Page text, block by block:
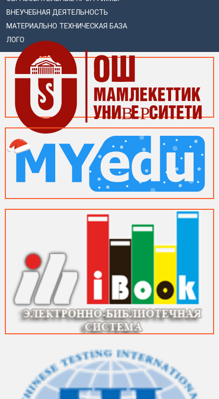
ВНЕУЧЕБНАЯ ДЕЯТЕЛЬНОСТЬ
МАТЕРИАЛЬНО ТЕХНИЧЕСКАЯ БАЗА
ЛОГО